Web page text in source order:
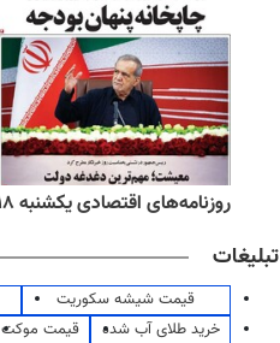
روزنامه‌های اقتصادی یکشنبه ۱۸ مرداد ۱۴۰۵
تبلیغات
قیمت شیشه سکوریت
خرید طلای آب شده
قیمت موکت